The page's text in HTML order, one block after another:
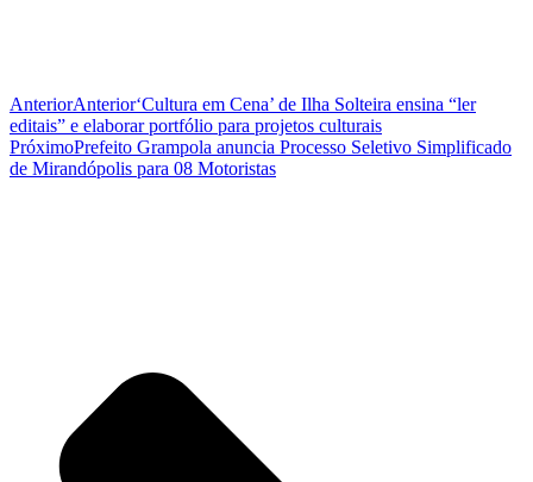
AnteriorAnterior‘Cultura em Cena’ de Ilha Solteira ensina “ler
editais” e elaborar portfólio para projetos culturais
PróximoPrefeito Grampola anuncia Processo Seletivo Simplificado
de Mirandópolis para 08 Motoristas